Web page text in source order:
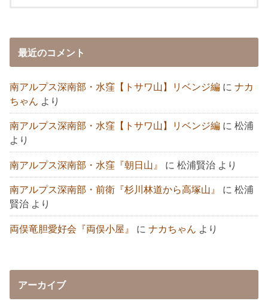
最近のコメント
南アルプス深南部・水窪【トサワ山】リベンジ編 にナカ
ちゃん より
南アルプス深南部・水窪【トサワ山】リベンジ編 に松浦
より
南アルプス深南部・水窪『朝日山』 に松浦賢治 より
南アルプス深南部・前衛『杉川林道から高塚山』 に松浦
賢治 より
両俣竜胆愛好会『両俣小屋』 にナカちゃん より
アーカイブ